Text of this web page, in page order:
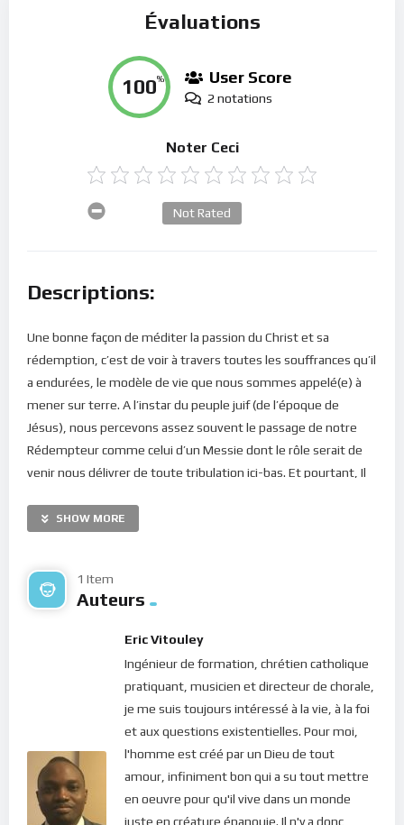
Évaluations
100% User Score
2 notations
Noter Ceci
Not Rated
Descriptions:
Une bonne façon de méditer la passion du Christ et sa
rédemption, c’est de voir à travers toutes les souffrances qu’il
a endurées, le modèle de vie que nous sommes appelé(e) à
mener sur terre. A l’instar du peuple juif (de l’époque de
Jésus), nous percevons assez souvent le passage de notre
Rédempteur comme celui d’un Messie dont le rôle serait de
venir nous délivrer de toute tribulation ici-bas. Et pourtant, Il
courage car j’ai vaincu le monde…
annonce la venue d’un Messie, l’espoir est grand ! Comment
comprendre que Celui qui a le pouvoir de demander douze
comme les deux disciples sur le chemin d’Émmaüs, après la
résurrection, on pourrait dire : “
lui qui délivrerait Israël…
” (Luc 24.21).
Mais le Christ n’est pas venu pour montrer sa force et sa
puissance sur le monde naturel. Il n’en a nullement besoin car
par nature, Il est la Puissance même. Son passage s’inscrit
SHOW MORE
1 Item
Auteurs
Eric Vitouley
Ingénieur de formation, chrétien catholique
pratiquant, musicien et directeur de chorale,
je me suis toujours intéressé à la vie, à la foi
et aux questions existentielles. Pour moi,
l'homme est créé par un Dieu de tout
amour, infiniment bon qui a su tout mettre
en oeuvre pour qu'il vive dans un monde
juste en créature épanouie. Il n'y a donc